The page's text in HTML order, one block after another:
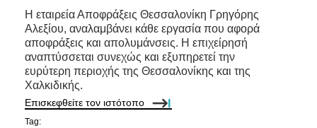
Η εταιρεία Αποφράξεις Θεσσαλονίκη Γρηγόρης
Αλεξίου, αναλαμβάνει κάθε εργασία που αφορά
αποφράξεις και απολυμάνσεις. Η επιχείρησή
αναπτύσσεται συνεχώς και εξυπηρετεί την
ευρύτερη περιοχής της Θεσσαλονίκης και της
Χαλκιδικής.
Επισκεφθείτε τον ιστότοπο
Tag: